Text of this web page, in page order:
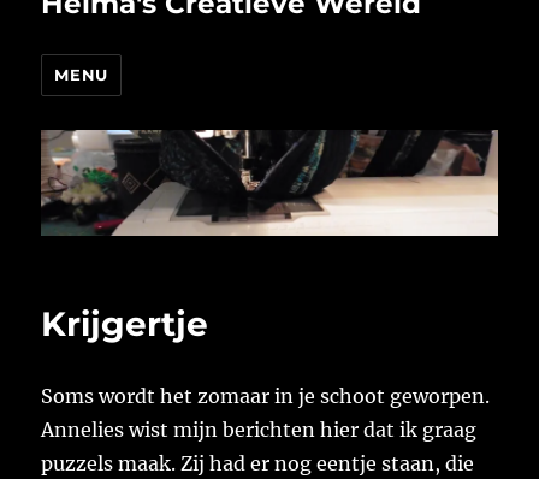
MENU
Krijgertje
Soms wordt het zomaar in je schoot geworpen.
Annelies wist mijn berichten hier dat ik graag
puzzels maak. Zij had er nog eentje staan, die